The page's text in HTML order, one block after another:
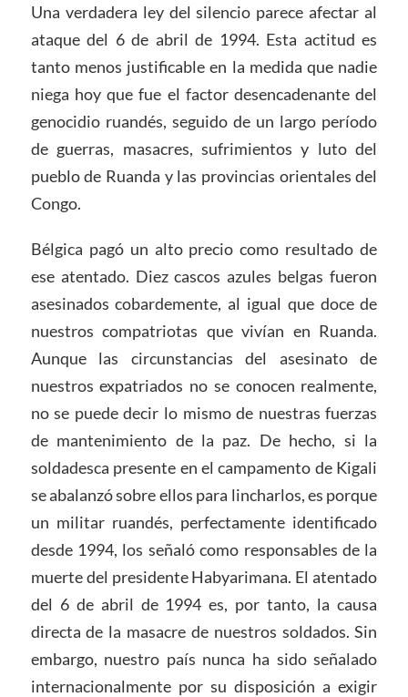
Una verdadera ley del silencio parece afectar al
ataque del 6 de abril de 1994. Esta actitud es
tanto menos justificable en la medida que nadie
niega hoy que fue el factor desencadenante del
genocidio ruandés, seguido de un largo período
de guerras, masacres, sufrimientos y luto del
pueblo de Ruanda y las provincias orientales del
Congo.
Bélgica pagó un alto precio como resultado de
ese atentado. Diez cascos azules belgas fueron
asesinados cobardemente, al igual que doce de
nuestros compatriotas que vivían en Ruanda.
Aunque las circunstancias del asesinato de
nuestros expatriados no se conocen realmente,
no se puede decir lo mismo de nuestras fuerzas
de mantenimiento de la paz. De hecho, si la
soldadesca presente en el campamento de Kigali
se abalanzó sobre ellos para lincharlos, es porque
un militar ruandés, perfectamente identificado
desde 1994, los señaló como responsables de la
muerte del presidente Habyarimana. El atentado
del 6 de abril de 1994 es, por tanto, la causa
directa de la masacre de nuestros soldados. Sin
embargo, nuestro país nunca ha sido señalado
internacionalmente por su disposición a exigir